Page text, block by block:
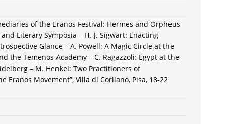
of the Eranos Festival: Hermes and Orpheus
Literary Symposia – H.-J. Sigwart: Enacting
Glance – A. Powell: A Magic Circle at the
the Temenos Academy – C. Ragazzoli: Egypt at the
– M. Henkel: Two Practitioners of
Eranos Movement”, Villa di Corliano, Pisa, 18-22